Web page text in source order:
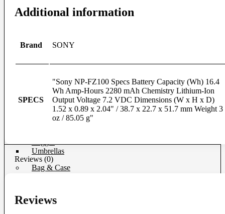
Studio Light
Studio BOX
Copy Stands
Reflectors
Softboxes
Studio House Accessories
Umbrellas
Bag & Case
Backpacks
Additional information
Brand SONY
SPECS
"Sony NP-FZ100 Specs Battery Capacity (Wh) 16.4
Wh Amp-Hours 2280 mAh Chemistry Lithium-Ion
Output Voltage 7.2 VDC Dimensions (W x H x D)
1.52 x 0.89 x 2.04" / 38.7 x 22.7 x 51.7 mm Weight 3
oz / 85.05 g"
Reviews (0)
Reviews